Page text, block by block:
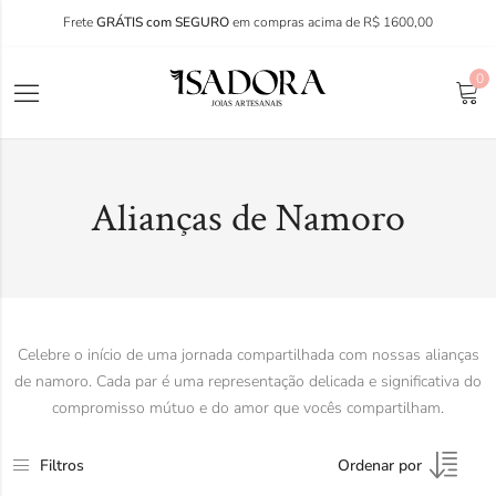
FreteGRÁTIS com SEGUROem compras acima de R$ 1600,00
0
Alianças de Namoro
Celebre o início de uma jornada compartilhada com nossas alianças
de namoro. Cada par é uma representação delicada e significativa do
compromisso mútuo e do amor que vocês compartilham.
Filtros Ordenar por